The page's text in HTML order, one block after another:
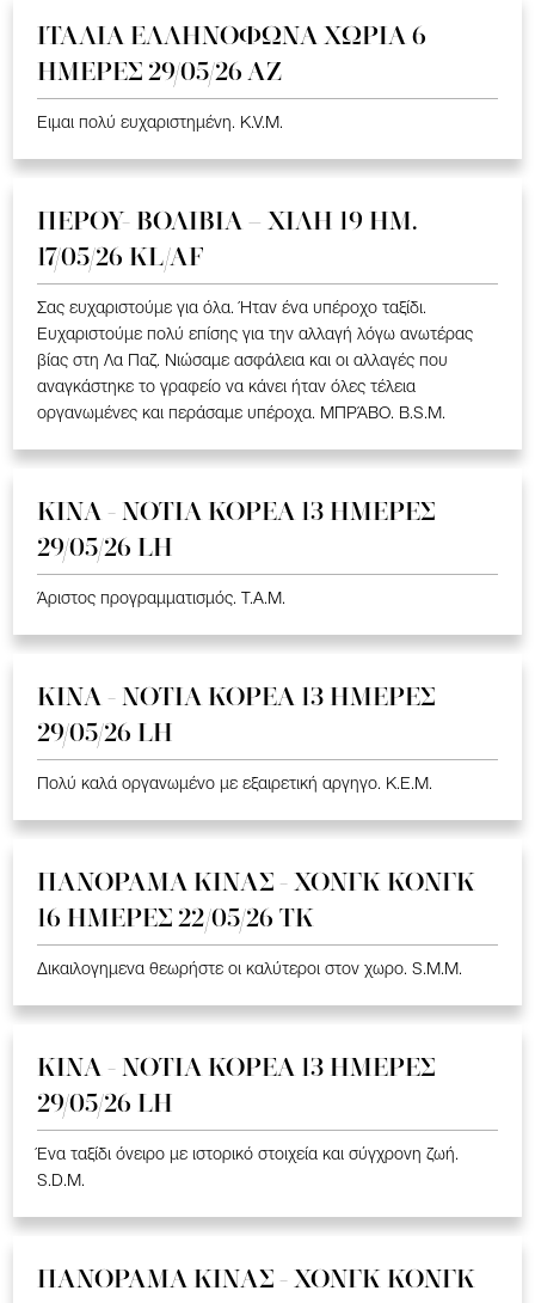
ΙΤΑΛΙΑ ΕΛΛΗΝΟΦΩΝΑ ΧΩΡΙΑ 6
ΗΜΕΡΕΣ 29/05/26 ΑΖ
Ειμαι πολύ ευχαριστημένη. K.V.M.
ΠΕΡΟΥ- ΒΟΛΙΒΙΑ – ΧΙΛΗ 19 HM.
17/05/26 KL/AF
Σας ευχαριστούμε για όλα. Ήταν ένα υπέροχο ταξίδι.
Ευχαριστούμε πολύ επίσης για την αλλαγή λόγω ανωτέρας
βίας στη Λα Παζ. Νιώσαμε ασφάλεια και οι αλλαγές που
αναγκάστηκε το γραφείο να κάνει ήταν όλες τέλεια
οργανωμένες και περάσαμε υπέροχα. ΜΠΡΆΒΟ. B.S.M.
ΚΙΝΑ - ΝΟΤΙΑ ΚΟΡΕΑ 13 ΗΜΕΡΕΣ
29/05/26 LH
Άριστος προγραμματισμός. T.A.M.
ΚΙΝΑ - ΝΟΤΙΑ ΚΟΡΕΑ 13 ΗΜΕΡΕΣ
29/05/26 LH
Πολύ καλά οργανωμένο με εξαιρετική αργηγο. K.E.M.
ΠΑΝΟΡΑΜΑ ΚΙΝΑΣ - ΧΟΝΓΚ ΚΟΝΓΚ
16 ΗΜΕΡΕΣ 22/05/26 TK
Δικαιλογημενα θεωρήστε οι καλύτεροι στον χωρο. S.M.M.
ΚΙΝΑ - ΝΟΤΙΑ ΚΟΡΕΑ 13 ΗΜΕΡΕΣ
29/05/26 LH
Ένα ταξίδι όνειρο με ιστορικό στοιχεία και σύγχρονη ζωή.
S.D.M.
ΠΑΝΟΡΑΜΑ ΚΙΝΑΣ - ΧΟΝΓΚ ΚΟΝΓΚ